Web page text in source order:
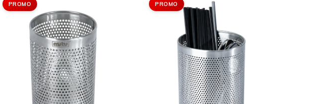
PROMO PROMO